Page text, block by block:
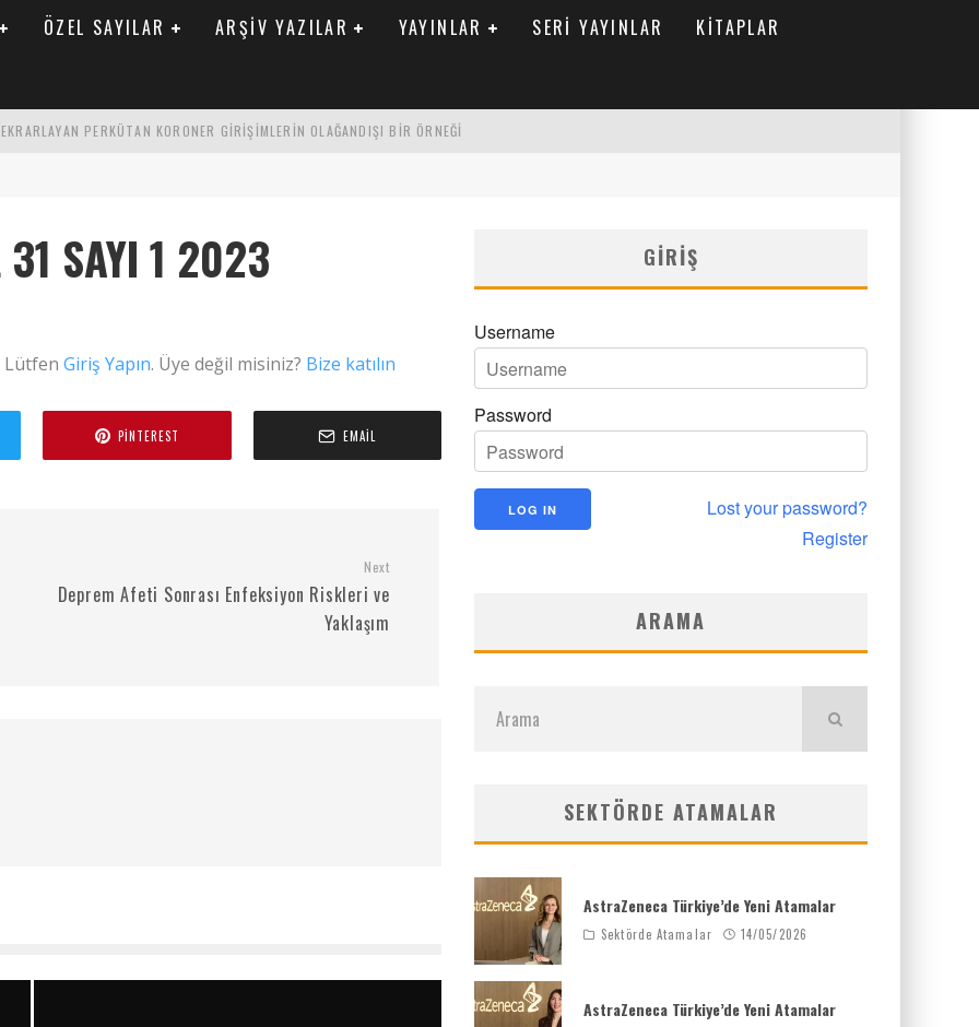
ÖZEL SAYILAR ARŞIV YAZILAR YAYINLAR SERI YAYINLAR KITAPLAR
PERKÜTAN KORONER GIRIŞIMLERIN OLAĞANDIŞI BIR ÖRNEĞI
TRIGLISERID/HDL ORANININ DEĞERLENDIRILMESI
31 SAYI 1 2023
Lütfen Giriş Yapın. Üye değil misiniz? Bize katılın
PINTEREST EMAIL
Next
Deprem Afeti Sonrası Enfeksiyon Riskleri ve
Yaklaşım
GIRIŞ
Username
Password
Lost your password?
Register
ARAMA
SEKTÖRDE ATAMALAR
AstraZeneca Türkiye’de Yeni Atamalar
Sektörde Atamalar 14/05/2026
AstraZeneca Türkiye’de Yeni Atamalar